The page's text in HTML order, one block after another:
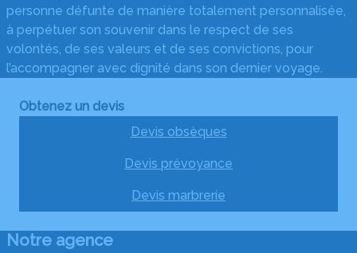
personne défunte de manière totalement personnalisée,
à perpétuer son souvenir dans le respect de ses
volontés, de ses valeurs et de ses convictions, pour
l’accompagner avec dignité dans son dernier voyage.
Obtenez un devis
Devis obsèques
Devis prévoyance
Devis marbrerie
Notre agence